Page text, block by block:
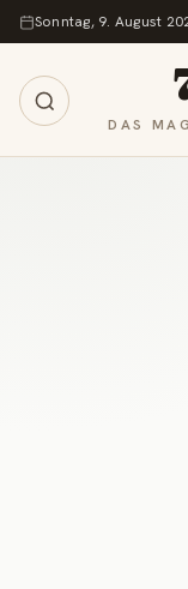
Zum Inhalt springen
Sonntag, 9. August
DAS